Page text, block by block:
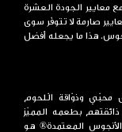
الجودة العشرة
صارمة لا تتوفّر سوى
هذا ما يجعله أفضل
وذوّاقة الّلحوم
بطعمه المميّز
المعتمدة® هو